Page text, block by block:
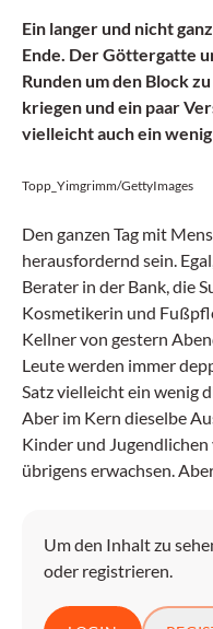
Ein langer und nicht
Ende. Der Göttergatte
Runden um den Block
kriegen und ein paar
vielleicht auch ein
Topp_Yimgrimm/GettyImages
Den ganzen Tag mit
herausfordernd sein.
Berater in der Bank, die
Kosmetikerin und
Kellner von gestern
Leute werden immer
Satz vielleicht ein wenig
Aber im Kern dieselbe
Kinder und
übrigens erwachsen.
Um den Inhalt zu
oder registrieren.